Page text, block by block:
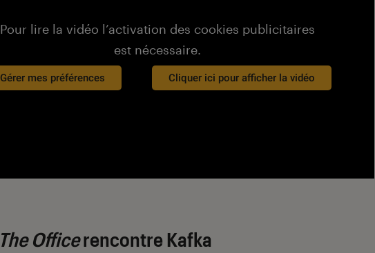
Pour lire la vidéo l’activation des cookies publicitaires
est nécessaire.
Gérer mes préférences Cliquer ici pour afficher la vidéo
The Officerencontre Kafka